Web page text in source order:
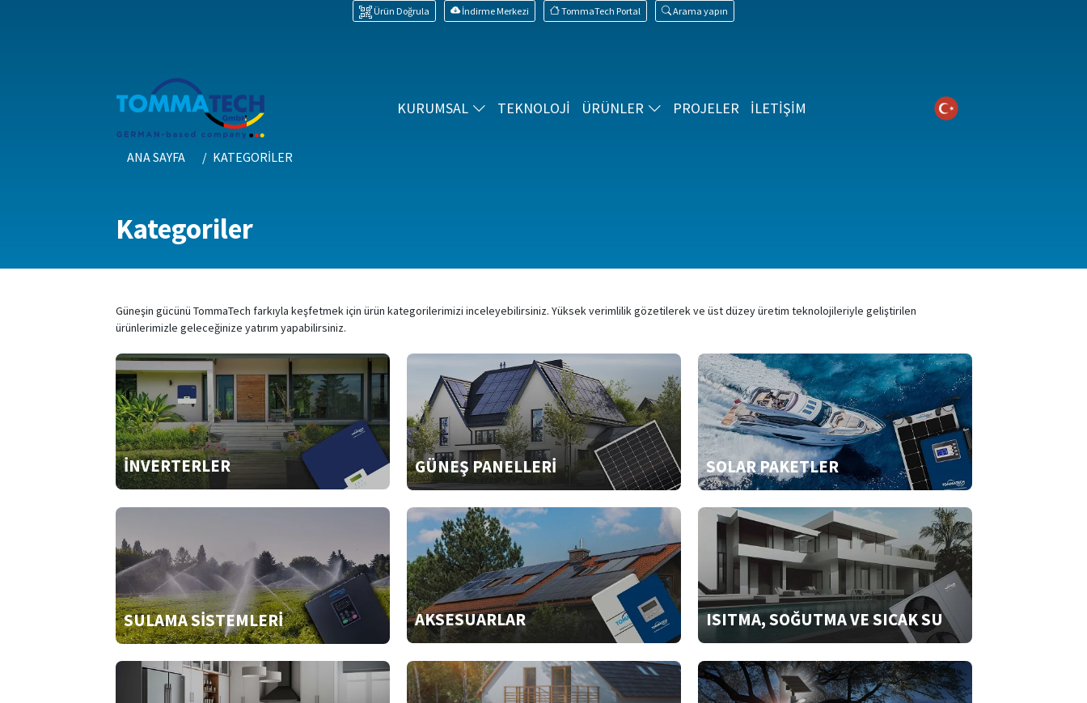
Ürün Doğrula İndirme Merkezi TommaTech Portal Arama yapın
KURUMSAL TEKNOLOJİ ÜRÜNLER PROJELER İLETİŞİM
ANA SAYFA KATEGORILER
Kategoriler
Güneşin gücünü TommaTech farkıyla keşfetmek için ürün kategorilerimizi inceleyebilirsiniz. Yüksek verimlilik gözetilerek ve üst düzey üretim teknolojileriyle geliştirilen
ürünlerimizle geleceğinize yatırım yapabilirsiniz.
İNVERTERLER GÜNEŞ PANELLERİ SOLAR PAKETLER
SULAMA SİSTEMLERİ AKSESUARLAR ISITMA, SOĞUTMA VE SICAK SU